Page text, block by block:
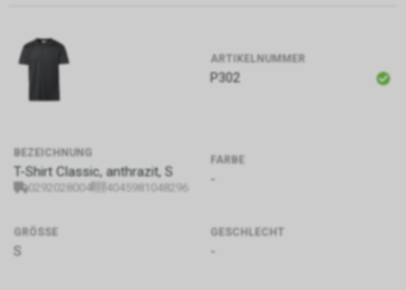
ARTIKELNUMMER
P302
BEZEICHNUNG
T-Shirt Classic, anthrazit, S
0292028004 4045981048296
FARBE
-
GRÖSSE
S
GESCHLECHT
-